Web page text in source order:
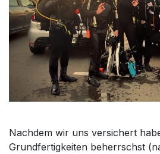
Nachdem wir uns versichert
Grundfertigkeiten beherrschst